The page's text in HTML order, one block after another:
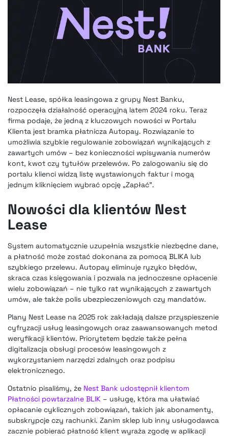
Nest Lease, spółka leasingowa z grupy Nest Banku,
rozpoczęła działalność operacyjną latem 2024 roku. Teraz
firma podaje, że jedną z kluczowych nowości w Portalu
Klienta jest bramka płatnicza Autopay. Rozwiązanie to
umożliwia szybkie regulowanie zobowiązań wynikających z
zawartych umów – bez konieczności wpisywania numerów
kont, kwot czy tytułów przelewów. Po zalogowaniu się do
portalu klienci widzą listę wystawionych faktur i mogą
jednym kliknięciem wybrać opcję „Zapłać”.
Nowości dla klientów Nest
Lease
System automatycznie uzupełnia wszystkie niezbędne dane,
a płatność może zostać dokonana za pomocą BLIKA lub
szybkiego przelewu. Autopay eliminuje ryzyko błędów,
skraca czas księgowania i pozwala na jednoczesne opłacenie
wielu zobowiązań – nie tylko rat wynikających z zawartych
umów, ale także polis ubezpieczeniowych czy mandatów.
Plany Nest Lease na 2025 rok zakładają dalsze przyspieszenie
cyfryzacji usług leasingowych oraz zaawansowanych metod
weryfikacji klientów. Priorytetem będzie także pełna
digitalizacja obsługi procesów leasingowych z
wykorzystaniem narzędzi zdalnych oraz podpisu
elektronicznego.
Ostatnio pisaliśmy, że Nest Bank udostępnił klientom
Płatności powtarzalne BLIK – usługę, która ma ułatwiać
opłacanie cyklicznych zobowiązań, takich jak abonamenty,
subskrypcje czy rachunki. Zanim sklep lub inny usługodawca
zacznie pobierać płatność klient wyraża zgodę w aplikacji